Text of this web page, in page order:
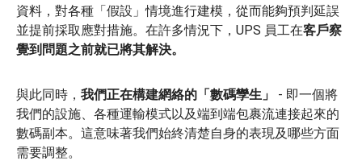
資料，對各種「假設」情境進行建模，從而能夠預判延誤
並提前採取應對措施。在許多情況下，UPS 員工在客戶察
覺到問題之前就已將其解決。
與此同時， 我們正在構建網絡的「數碼孿生」
- 即一個將
我們的設施、各種運輸模式以及端到端包裹流連接起來的
數碼副本。這意味著我們始終清楚自身的表現及哪些方面
需要調整。